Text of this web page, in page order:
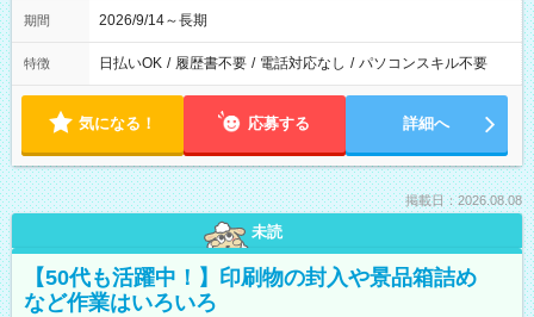
期間 2026/9/14～長期
特徴 日払いOK / 履歴書不要 / 電話対応なし / パソコンスキル不要
気になる！ 応募する 詳細へ
掲載日：2026.08.08
未読
【50代も活躍中！】印刷物の封入や景品箱詰め
など作業はいろいろ